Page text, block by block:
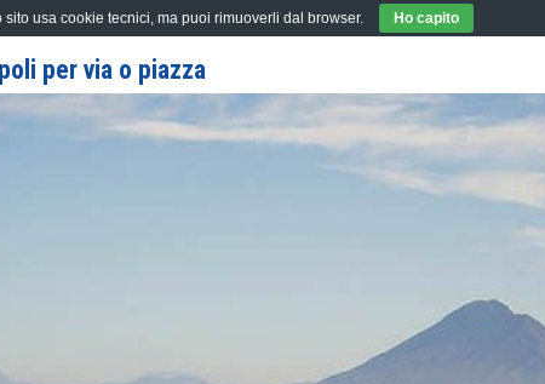
per via o piazza
sito usa cookie tecnici, ma puoi rimuoverli dal browser. Ho capito